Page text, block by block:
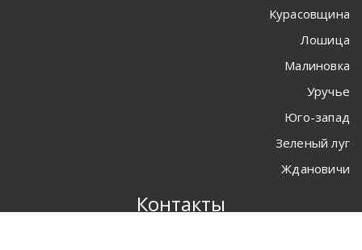
Контакты
Курасовщина
Лошица
Малиновка
Уручье
Юго-запад
Зеленый луг
Ждановичи